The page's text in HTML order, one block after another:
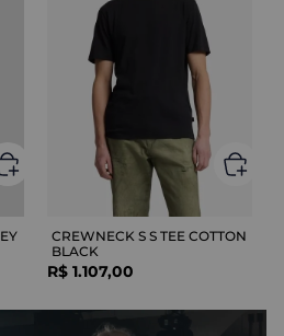
CREWNECK S S TEE COTTON
BLACK
R$ 1.107,00